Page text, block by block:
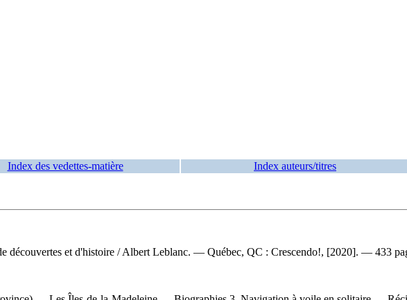
Index des vedettes-matière Index auteurs/titres
découvertes et d'histoire / Albert Leblanc. — Québec, QC : Crescendo!, [2020]. — 433